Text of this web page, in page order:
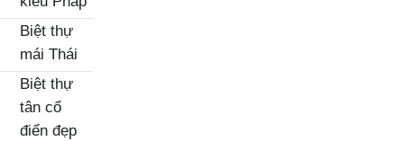
Biệt thự
mái Thái
Biệt thự
tân cổ
điển đẹp